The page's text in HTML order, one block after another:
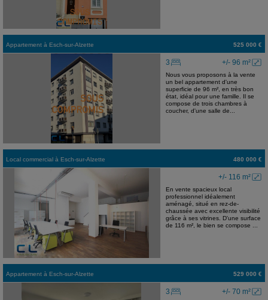
Appartement à Esch-sur-Alzette 525 000 €
+/- 96 m²
3
Nous vous proposons à la vente
un bel appartement d'une
superficie de 96 m², en très bon
état, idéal pour une famille. Il se
compose de trois chambres à
coucher, d'une salle de...
Local commercial à Esch-sur-Alzette 480 000 €
+/- 116 m²
En vente spacieux local
professionnel idéalement
aménagé, situé en rez-de-
chaussée avec excellente visibilité
grâce à ses vitrines. D'une surface
de 116 m², le bien se compose ...
Appartement à Esch-sur-Alzette 529 000 €
+/- 70 m²
3